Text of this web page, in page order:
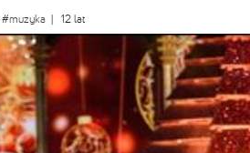
#muzyka | 12 lat